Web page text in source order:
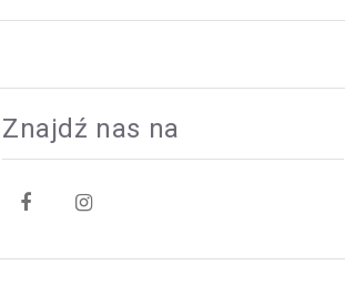
Znajdź nas na